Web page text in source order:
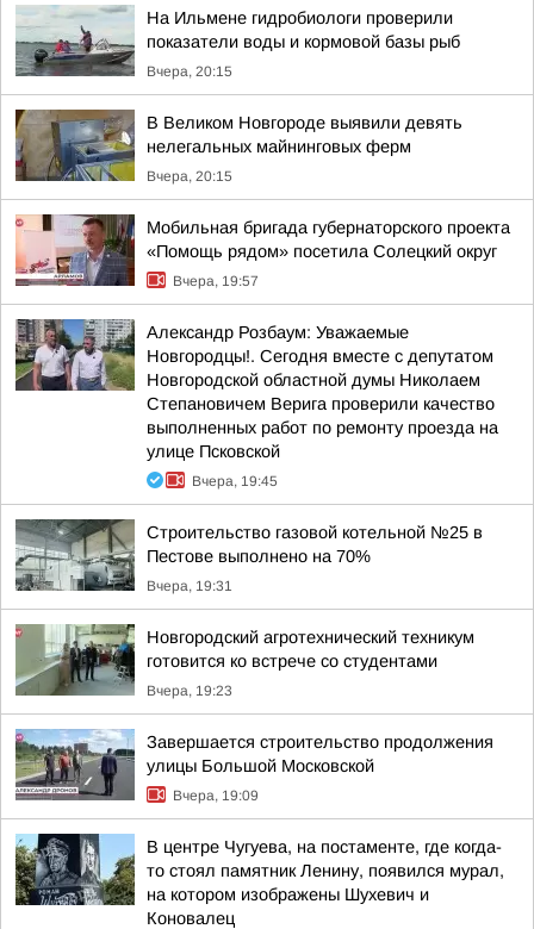
На Ильмене гидробиологи проверили
показатели воды и кормовой базы рыб
Вчера, 20:15
В Великом Новгороде выявили девять
нелегальных майнинговых ферм
Вчера, 20:15
Мобильная бригада губернаторского проекта
«Помощь рядом» посетила Солецкий округ
Вчера, 19:57
Александр Розбаум: Уважаемые
Новгородцы!. Сегодня вместе с депутатом
Новгородской областной думы Николаем
Степановичем Верига проверили качество
выполненных работ по ремонту проезда на
улице Псковской
Вчера, 19:45
Строительство газовой котельной №25 в
Пестове выполнено на 70%
Вчера, 19:31
Новгородский агротехнический техникум
готовится ко встрече со студентами
Вчера, 19:23
Завершается строительство продолжения
улицы Большой Московской
Вчера, 19:09
В центре Чугуева, на постаменте, где когда-
то стоял памятник Ленину, появился мурал,
на котором изображены Шухевич и
Коновалец